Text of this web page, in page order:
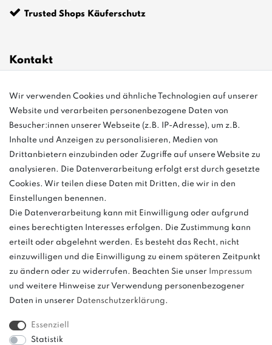
Trusted Shops Käuferschutz
Kontakt
info@bonvenon.de
03763 4048350
Montag - Freitag, 08:00 - 16:00
Anrufe aus dem dt. Festnetz zum Ortstarif, Preise aus dem Mobilfunknetz
ggf. abweichend (abhängig vom Provider).
und
weitere.
Wir verwenden Cookies und ähnliche Technologien auf unserer
Website und verarbeiten personenbezogene Daten von
Besucher:innen unserer Webseite (z.B. IP-Adresse), um z.B.
Inhalte und Anzeigen zu personalisieren, Medien von
Drittanbietern einzubinden oder Zugriffe auf unsere Website zu
analysieren. Die Datenverarbeitung erfolgt erst durch gesetzte
Cookies. Wir teilen diese Daten mit Dritten, die wir in den
Einstellungen benennen.
Die Datenverarbeitung kann mit Einwilligung oder aufgrund
eines berechtigten Interesses erfolgen. Die Zustimmung kann
erteilt oder abgelehnt werden. Es besteht das Recht, nicht
einzuwilligen und die Einwilligung zu einem späteren Zeitpunkt
zu ändern oder zu widerrufen. Beachten Sie unser
Impressum
und weitere Hinweise zur Verwendung personenbezogener
Daten in unserer Daten­schutz­erklärung.
Essenziell
Statistik
Sinne einer Preisermäßigung, sondern lediglich
einen Preisvergleich zur unverbindlichen